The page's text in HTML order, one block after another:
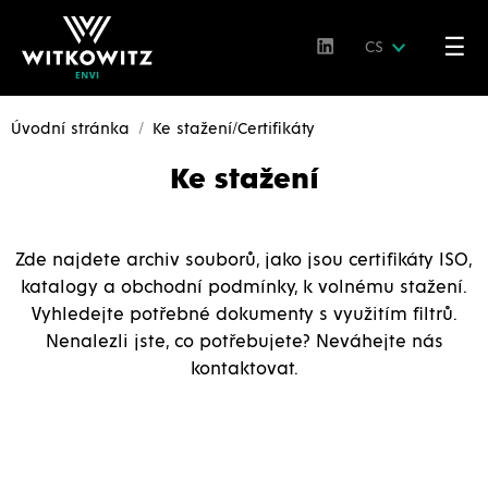
CS ☰
Úvodní stránka Ke stažení/Certifikáty
Ke stažení
Zde najdete archiv souborů, jako jsou certifikáty ISO,
katalogy a obchodní podmínky, k volnému stažení.
Vyhledejte potřebné dokumenty s využitím filtrů.
Nenalezli jste, co potřebujete? Neváhejte nás
kontaktovat.